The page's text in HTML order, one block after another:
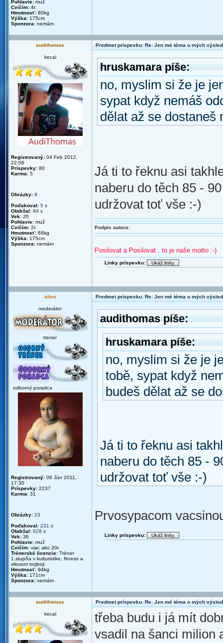
Pohlavie: muž
Cvičím: 4r.
Hmotnosť: 80kg
Výška: 175cm
Sponzora: nemám
audithomas Predmet príspevku: Re: Jen mé téma o mých
kecal
Registrovaný: 04 Feb 2012,
22:06
Príspevky: 80
Karma: 5
Obrázky: 9
Poďakoval: 5 x
Obdržal: 94 x
Vek: 20
Pohlavie: muž
Cvičím: 2r.
Hmotnosť: 68kg
Výška: 175cm
Sponzora: nemám
hruskamara píše:
no, myslim si že je
sypat když nemáš
dělat až se dostaneš
Já ti to řeknu asi
naberu do těch 85 -
udržovat toť vše :-)
Podpis autora:
Posilovat a Posilovat , to je naše motto :-)
Linky príspevku:
silvo Predmet príspevku: Re: Jen mé téma o mých
moderátor
trener
odborný poradca
Registrovaný: 06 Jún 2011,
17:30
Príspevky: 2237
Karma: 31
Obrázky: 23
Poďakoval: 231 x
Obdržal: 926 x
Vek: 36
Pohlavie: muž
Cvičím: viac ako 20r.
Trénerské licencie: Tréner
1.stupňa v kulturistike, fitness a
silovom trojboji
Hmotnosť: 94kg
Výška: 171cm
Sponzora: nemám
audithomas píše:
hruskamara píše:
no, myslim si že je
tobě, sypat když
budeš dělat až se
Já ti to řeknu asi
naberu do těch 85 -
udržovat toť vše :-)
Prvosypacom
Linky príspevku:
audithomas Predmet príspevku: Re: Jen mé téma o mých
kecal
třeba budu i já mít
vsadil na šanci milion